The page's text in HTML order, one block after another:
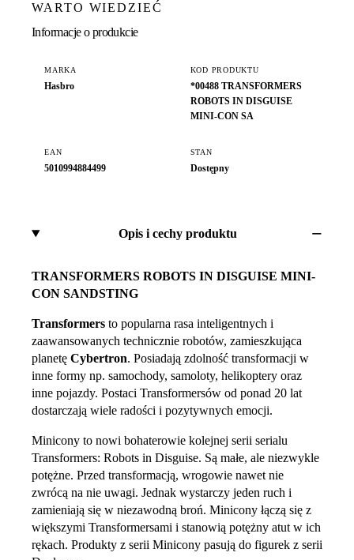
WARTO WIEDZIEĆ
Informacje o produkcie
MARKA
Hasbro
KOD PRODUKTU
*00488 TRANSFORMERS
ROBOTS IN DISGUISE
MINI-CON SA
EAN
5010994884499
STAN
Dostępny
Opis i cechy produktu
TRANSFORMERS ROBOTS IN DISGUISE MINI-
CON SANDSTING
Transformers to popularna rasa inteligentnych i
zaawansowanych technicznie robotów, zamieszkująca
planetę Cybertron. Posiadają zdolność transformacji w
inne formy np. samochody, samoloty, helikoptery oraz
inne pojazdy. Postaci Transformersów od ponad 20 lat
dostarczają wiele radości i pozytywnych emocji.
Minicony to nowi bohaterowie kolejnej serii serialu
Transformers: Robots in Disguise. Są małe, ale niezwykle
potężne. Przed transformacją, wrogowie nawet nie
zwrócą na nie uwagi. Jednak wystarczy jeden ruch i
zamieniają się w niezawodną broń. Minicony łączą się z
większymi Transformersami i stanowią potężny atut w ich
rękach. Produkty z serii Minicony pasują do figurek z serii